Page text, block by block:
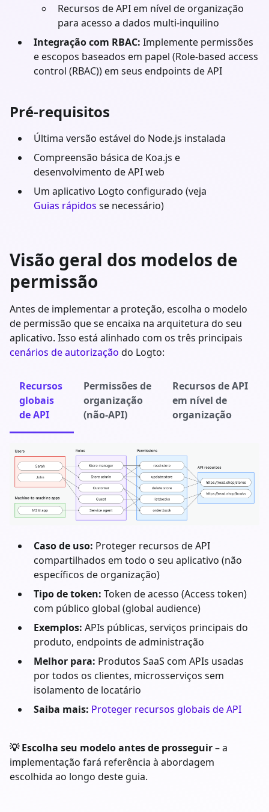
Recursos de API em nível de organização
para acesso a dados multi-inquilino
Integração com RBAC: Implemente permissões
e escopos baseados em papel (Role-based access
control (RBAC)) em seus endpoints de API
Pré-requisitos
Última versão estável do Node.js instalada
Compreensão básica de Koa.js e
desenvolvimento de API web
Um aplicativo Logto configurado (veja
Guias rápidos se necessário)
Visão geral dos modelos de
permissão
Antes de implementar a proteção, escolha o modelo
de permissão que se encaixa na arquitetura do seu
aplicativo. Isso está alinhado com os três principais
cenários de autorização do Logto:
Recursos
globais
de API
Permissões de
organização
(não-API)
Recursos de API
em nível de
organização
Caso de uso: Proteger recursos de API
compartilhados em todo o seu aplicativo (não
específicos de organização)
Tipo de token: Token de acesso (Access token)
com público global (global audience)
Exemplos: APIs públicas, serviços principais do
produto, endpoints de administração
Melhor para: Produtos SaaS com APIs usadas
por todos os clientes, microsserviços sem
isolamento de locatário
Saiba mais: Proteger recursos globais de API
💡 Escolha seu modelo antes de prosseguir– a
implementação fará referência à abordagem
escolhida ao longo deste guia.